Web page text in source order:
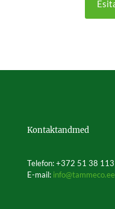
Kontaktandmed
Telefon: +372 51 38 113
E-mail: info@tammeco.ee